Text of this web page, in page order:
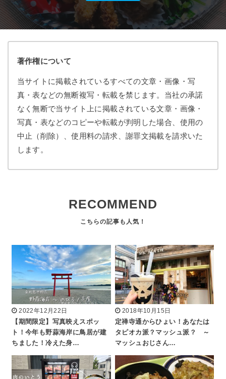
著作権について
当サイトに掲載されているすべての文章・画像・写
真・表などの無断複写・転載を禁じます。当社の承諾
なく無断で当サイト上に掲載されている文章・画像・
写真・表などのコピーや転載が判明した場合、使用の
中止（削除）、使用料の請求、謝罪文掲載を請求いた
します。
RECOMMEND
2022年12月22日
【期間限定】写真映えスポッ
ト！今年も野蒜海岸に鳥居が建
ちました！冷えた身…
2018年10月15日
定禅寺通からひょい！あなたは
タピオカ派？マッシュ派？ ～
マッシュおじさん…